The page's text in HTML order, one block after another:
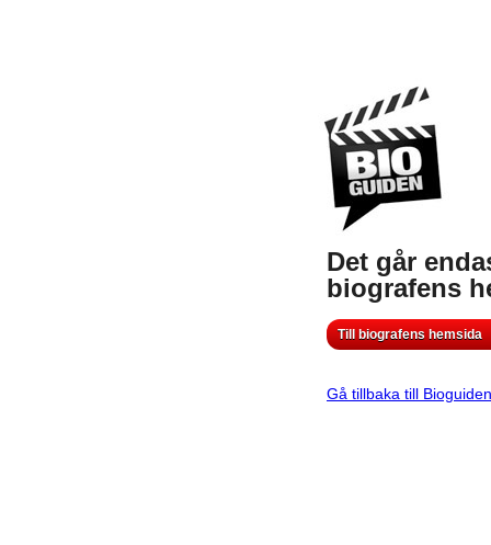
Det går
biografens
Till biografens hemsida
Gå tillbaka till Bioguiden